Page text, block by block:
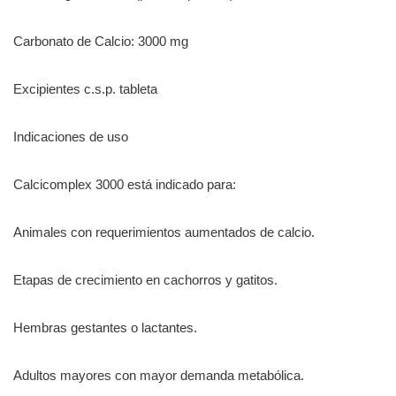
Carbonato de Calcio: 3000 mg
Excipientes c.s.p. tableta
Indicaciones de uso
Calcicomplex 3000 está indicado para:
Animales con requerimientos aumentados de calcio.
Etapas de crecimiento en cachorros y gatitos.
Hembras gestantes o lactantes.
Adultos mayores con mayor demanda metabólica.